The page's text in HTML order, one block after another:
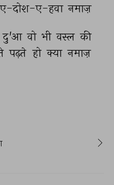
दोश-ए-हवा नमाज़
दु'आ वो भी वस्ल की
पढ़ते हो क्या नमाज़